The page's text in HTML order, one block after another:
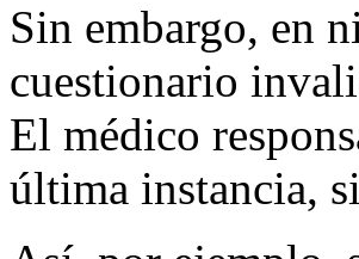
Sin embargo, en
cuestionario
El médico
última instancia,